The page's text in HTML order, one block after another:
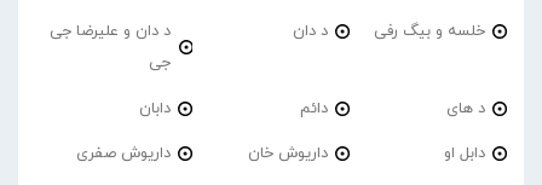
خلسه و بیگ رفی د دان
د دان و علیرضا جی
جی
د های دائم دابان
دابل او داریوش خان داریوش صفری